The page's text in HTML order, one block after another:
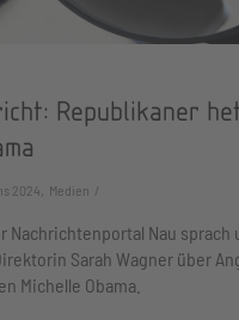
Republikaner
2024, Medien
Nachrichtenportal Nau sprach
Sarah Wagner über
Michelle Obama.